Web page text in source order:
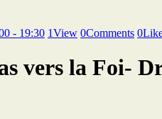
- 19:30 1View 0Comments 0
vers la Foi-